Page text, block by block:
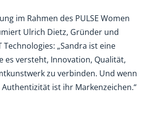
im Rahmen des PULSE Women
Ulrich Dietz, Gründer und
„Sandra ist eine
versteht, Innovation, Qualität,
zu verbinden. Und wenn
ist ihr Markenzeichen.“